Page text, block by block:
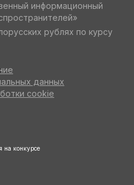
информационный
рублях по курсу
данных
cookie
на конкурсе